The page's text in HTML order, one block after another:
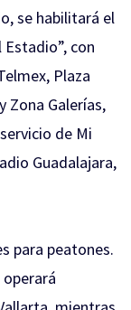
se habilitará el
con
Plaza
Zona Galerías,
de Mi
Guadalajara,
para peatones.